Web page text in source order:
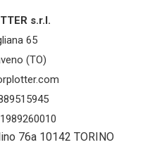
s.r.l.
65
(TO)
76a 10142 TORINO